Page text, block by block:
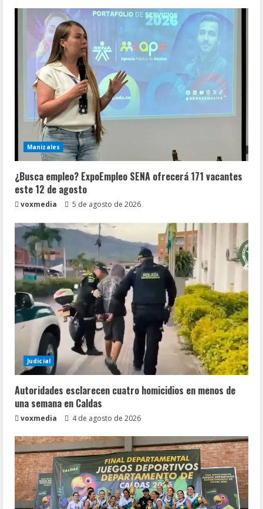
Manizales
¿Busca empleo? ExpoEmpleo SENA ofrecerá 171 vacantes
este 12 de agosto
voxmedia 5 de agosto de 2026
Judicial
Autoridades esclarecen cuatro homicidios en menos de
una semana en Caldas
voxmedia 4 de agosto de 2026